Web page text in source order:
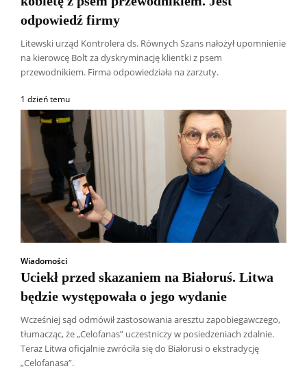
odpowiedź firmy
Litewski urząd Kontrolera ds. Równych Szans nałożył upomnienie
na kierowcę Bolt za dyskryminację klientki z psem
przewodnikiem. Firma odpowiedziała na zarzuty.
1 dzień temu
Wiadomości
Uciekł przed skazaniem na Białoruś. Litwa
będzie występowała o jego wydanie
Wcześniej sąd odmówił zastosowania aresztu zapobiegawczego,
tłumacząc, że „Celofanas” uczestniczy w posiedzeniach zdalnie.
Teraz Litwa oficjalnie zwróciła się do Białorusi o ekstradycję
„Celofanasa”.